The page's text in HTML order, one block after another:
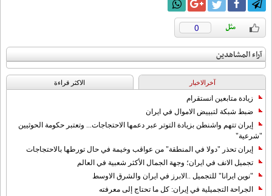
0
آراء المشاهدين
آخرالاخبار الاکثر قراءة
زيادة متابعين انستقرام
ضبط شبكة لتبييض الاموال في ايران
إيران تتهم واشنطن بزيادة التوتر عبر دعمها الاحتجاجات... وتعتبر حكومة الحوثيين
"شرعية"
إيران تحذر "دولا في المنطقة" من عواقب وخيمة في حال تورطها بالاحتجاجات
تجميل الانف في ايران؛ وجهة الجمال الأكثر شعبية في العالم
"نوين ايرانا" للتجميل ..الابرز في ايران والشرق الاوسط
الجراحة التجميلية في إيران: كل ما تحتاج إلى معرفته